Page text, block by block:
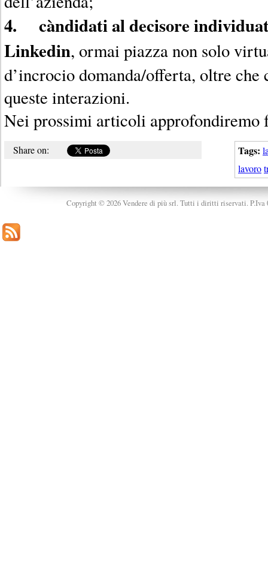
4. càndidati al decisore
Linkedin, ormai piazza non solo
d’incrocio domanda/offerta, oltre
queste interazioni.
Nei prossimi articoli approfondiremo
Tags:
lavoro
Share on:
Copyright © 2026 Vendere di più srl. Tutti i diritti riservati. P.Iva